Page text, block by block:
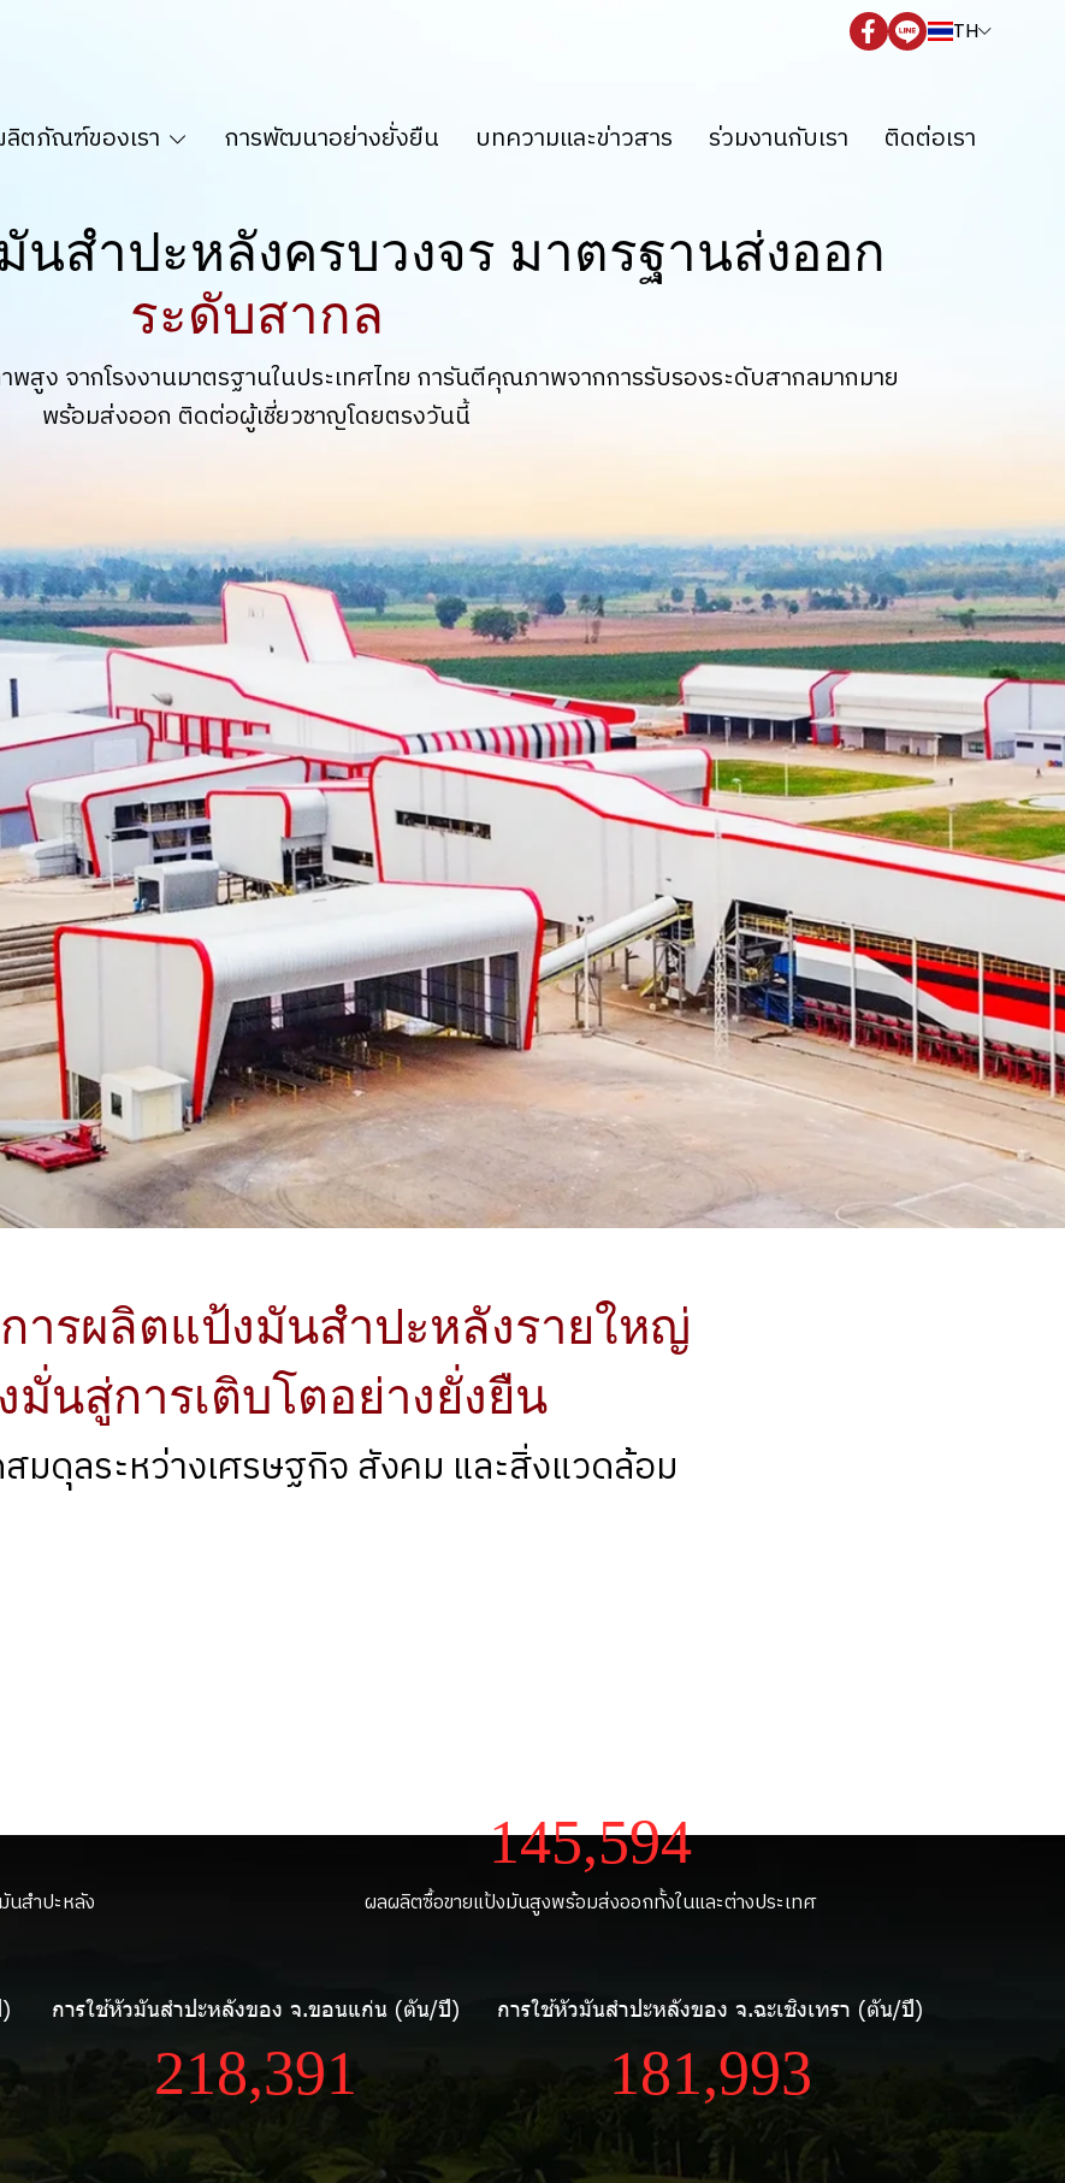
TH
ตภัณฑ์ของเรา การพัฒนาอย่างยั่งยืน บทความและข่าวสาร ร่วมงานกับเรา ติดต่อเรา
นสำปะหลังครบวงจร มาตรฐานส่งออก
ระดับสากล
ง จากโรงงานมาตรฐานในประเทศไทย การันตีคุณภาพจากการรับรองระดับสากลมากมาย
พร้อมส่งออก ติดต่อผู้เชี่ยวชาญโดยตรงวันนี้
ารผลิตแป้งมันสำปะหลังรายใหญ่
มั่นสู่การเติบโตอย่างยั่งยืน
มดุลระหว่างเศรษฐกิจ สังคม และสิ่งแวดล้อม
นสำปะหลัง
251,190
ผลผลิตซื้อขายแป้งมันสูงพร้อมส่งออกทั้งในและต่างประเทศ
การใช้หัวมันสำปะหลังของ จ.ขอนแก่น (ตัน/ปี)
376,785
การใช้หัวมันสำปะหลังของ จ.ฉะเชิงเทรา (ตัน/ปี)
313,987